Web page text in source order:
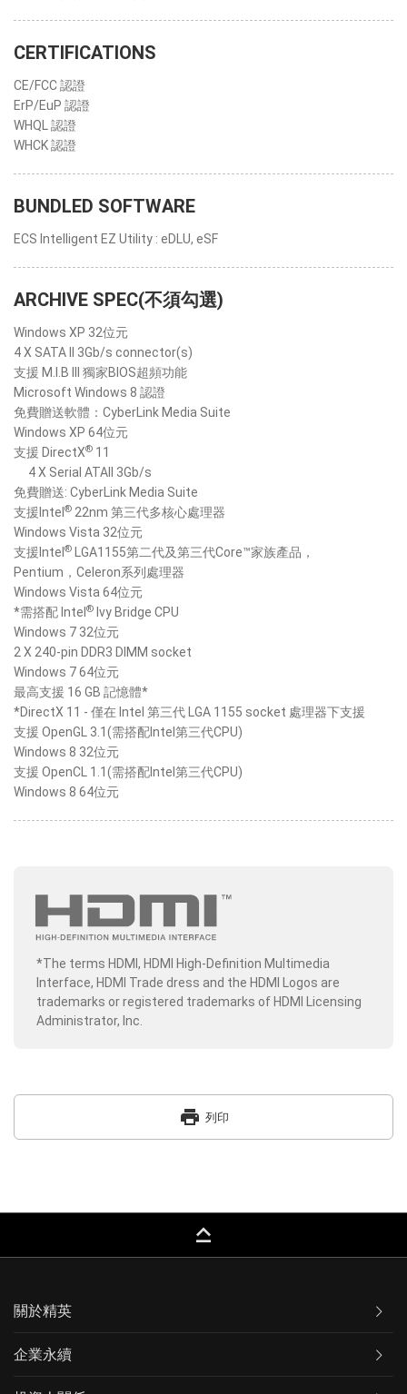
CERTIFICATIONS
CE/FCC 認證
ErP/EuP 認證
WHQL 認證
WHCK 認證
BUNDLED SOFTWARE
ECS Intelligent EZ Utility : eDLU, eSF
ARCHIVE SPEC(不須勾選)
Windows XP 32位元
4 X SATA II 3Gb/s connector(s)
支援 M.I.B III 獨家BIOS超頻功能
Microsoft Windows 8 認證
免費贈送軟體：CyberLink Media Suite
Windows XP 64位元
支援 DirectX® 11
4 X Serial ATAII 3Gb/s
免費贈送: CyberLink Media Suite
支援Intel ® 22nm 第三代多核心處理器
Windows Vista 32位元
支援Intel ®
LGA1155第二代及第三代Core™家族產品，
Pentium，Celeron系列處理器
Windows Vista 64位元
*需搭配 Intel ® Ivy Bridge CPU
Windows 7 32位元
2 X 240-pin DDR3 DIMM socket
Windows 7 64位元
最高支援 16 GB 記憶體*
*DirectX 11 - 僅在 Intel 第三代 LGA 1155 socket 處理器下支援
支援 OpenGL 3.1(需搭配Intel第三代CPU)
Windows 8 32位元
支援 OpenCL 1.1(需搭配Intel第三代CPU)
Windows 8 64位元
*The terms HDMI, HDMI High-Definition Multimedia
Interface, HDMI Trade dress and the HDMI Logos are
trademarks or registered trademarks of HDMI Licensing
Administrator, Inc.
print 列印
keyboard_capslock
關於精英
企業永續